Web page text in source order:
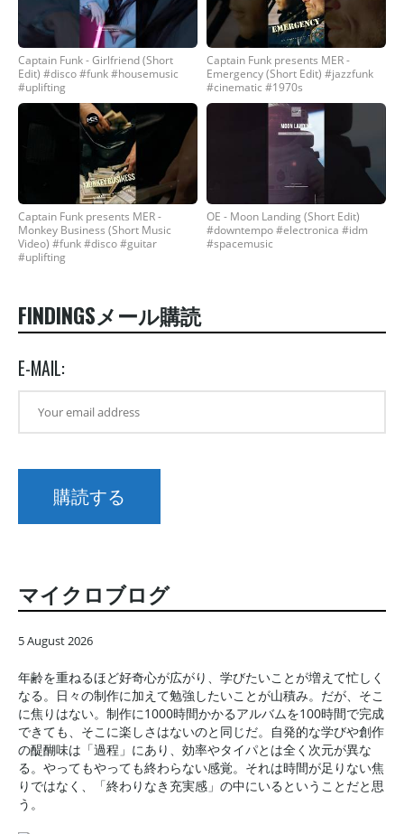
Captain Funk - Girlfriend (Short
Edit) #disco #funk #housemusic
#uplifting
Captain Funk presents MER -
Emergency (Short Edit) #jazzfunk
#cinematic #1970s
Captain Funk presents MER -
Monkey Business (Short Music
Video) #funk #disco #guitar
#uplifting
OE - Moon Landing (Short Edit)
#downtempo #electronica #idm
#spacemusic
FINDINGSメール購読
E-MAIL:
マイクロブログ
5 August 2026
年齢を重ねるほど好奇心が広がり、学びたいことが増えて忙しく
なる。日々の制作に加えて勉強したいことが山積み。だが、そこ
に焦りはない。制作に1000時間かかるアルバムを100時間で完成
できても、そこに楽しさはないのと同じだ。自発的な学びや創作
の醍醐味は「過程」にあり、効率やタイパとは全く次元が異な
る。やってもやっても終わらない感覚。それは時間が足りない焦
りではなく、「終わりなき充実感」の中にいるということだと思
う。